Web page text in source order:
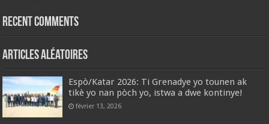
Recent Comments
Articles aléatoires
Espò/Katar 2026: Ti Grenadye yo tounen ak
tikè yo nan pòch yo, istwa a dwe kontinye!
février 13, 2026